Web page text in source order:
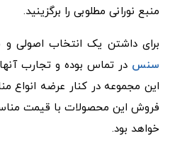
منبع نورانی مطلوبی را برگزینید.
برای داشتن یک انتخاب اصولی
سنس در تماس بوده و تجارب
این مجموعه در کنار عرضه انواع
فروش این محصولات با قیمت
خواهد بود.